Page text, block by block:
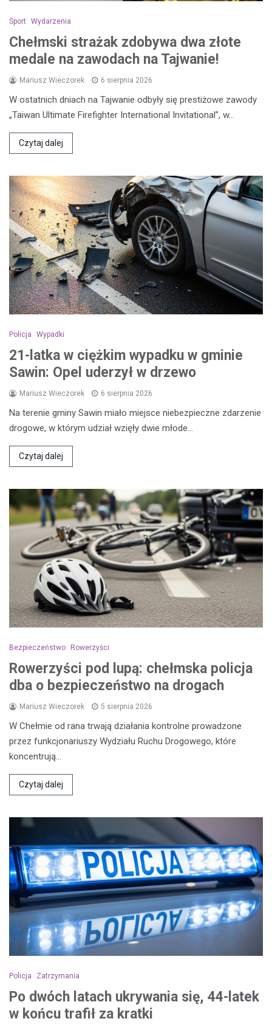
Sport Wydarzenia
Chełmski strażak zdobywa dwa złote
medale na zawodach na Tajwanie!
Mariusz Wieczorek 6 sierpnia 2026
W ostatnich dniach na Tajwanie odbyły się prestiżowe zawody
„Taiwan Ultimate Firefighter International Invitational”, w…
Czytaj dalej
Policja Wypadki
21-latka w ciężkim wypadku w gminie
Sawin: Opel uderzył w drzewo
Mariusz Wieczorek 6 sierpnia 2026
Na terenie gminy Sawin miało miejsce niebezpieczne zdarzenie
drogowe, w którym udział wzięły dwie młode…
Czytaj dalej
Bezpieczeństwo Rowerzyści
Rowerzyści pod lupą: chełmska policja
dba o bezpieczeństwo na drogach
Mariusz Wieczorek 5 sierpnia 2026
W Chełmie od rana trwają działania kontrolne prowadzone
przez funkcjonariuszy Wydziału Ruchu Drogowego, które
koncentrują…
Czytaj dalej
Policja Zatrzymania
Po dwóch latach ukrywania się, 44-latek
w końcu trafił za kratki